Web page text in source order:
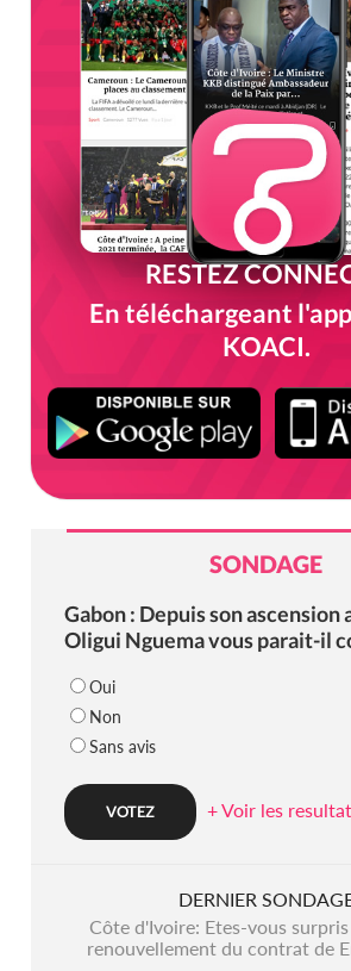
RESTEZ
En téléchargeant
KOACI.
SONDAGE
Gabon : Depuis son ascension
Oligui Nguema vous parait-il
Oui
Non
Sans avis
+ Voir les
DERNIER
Côte d'Ivoire: Etes-vous
renouvellement du contrat de